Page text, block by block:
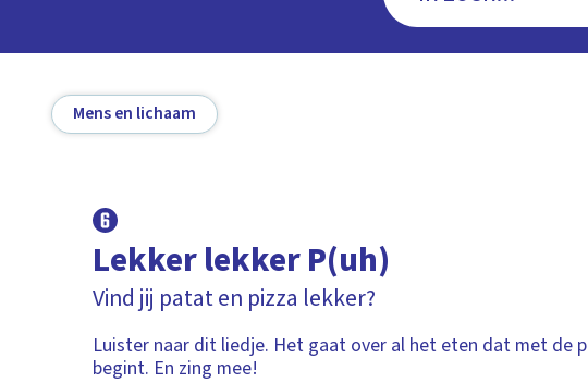
Mens en lichaam
Lekker lekker P(uh)
Vind jij patat en pizza lekker?
Luister naar dit liedje. Het gaat over al het eten dat met de p
begint. En zing mee!